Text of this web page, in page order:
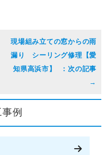
現場組み立ての窓からの雨
漏り シーリング修理【愛
知県高浜市】
例